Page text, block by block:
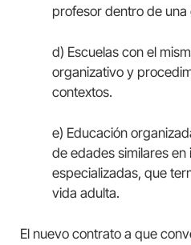
profesor dentro de una
d) Escuelas con el
organizativo y
contextos.
e) Educación
de edades similares en
especializadas, que
vida adulta.
El nuevo contrato a que